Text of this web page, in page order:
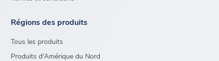
Régions des produits
Tous les produits
Produits d'Amérique du Nord